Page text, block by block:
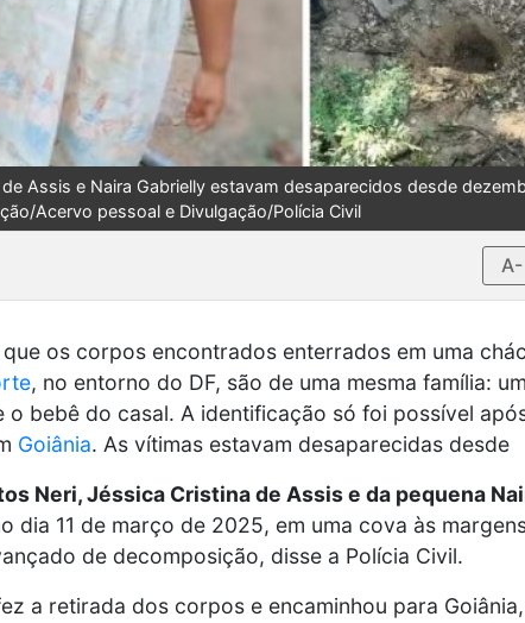
Assis e Naira Gabrielly estavam desaparecidos desde
Acervo pessoal e Divulgação/Polícia Civil
A-
os corpos encontrados enterrados em uma
, no entorno do DF, são de uma mesma família: um
o bebê do casal. A identificação só foi possível
Goiânia. As vítimas estavam desaparecidas desde
Neri, Jéssica Cristina de Assis e da pequena
dia 11 de março de 2025, em uma cova às
de decomposição, disse a Polícia Civil.
a retirada dos corpos e encaminhou para